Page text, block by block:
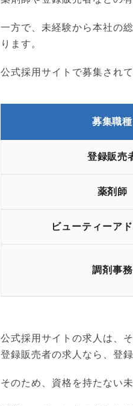
一方で、未経験から本社の
ります。
公式採用サイトで募集され
募集職種
登録販売
薬剤師
ビューティーア
調剤事務
公式採用サイトの求人は、
登録販売者の求人なら、登
そのため、資格を持たない